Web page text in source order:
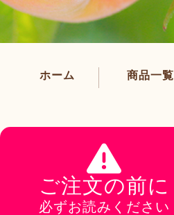
ホーム 商品一覧
ご注文の前に
必ずお読みください